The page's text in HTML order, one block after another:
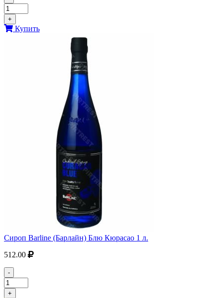
+
Купить
Сироп Barline (Барлайн) Блю Кюрасао 1 л.
512.00
-
+